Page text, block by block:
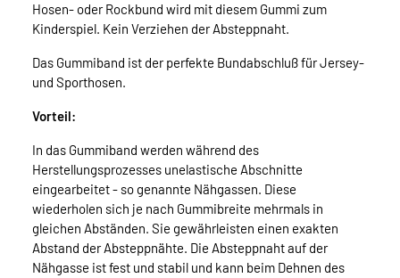
Hosen- oder Rockbund wird mit diesem Gummi zum
Kinderspiel. Kein Verziehen der Absteppnaht.
Das Gummiband ist der perfekte Bundabschluß für Jersey-
und Sporthosen.
Vorteil:
In das Gummiband werden während des
Herstellungsprozesses unelastische Abschnitte
eingearbeitet - so genannte Nähgassen. Diese
wiederholen sich je nach Gummibreite mehrmals in
gleichen Abständen. Sie gewährleisten einen exakten
Abstand der Absteppnähte. Die Absteppnaht auf der
Nähgasse ist fest und stabil und kann beim Dehnen des